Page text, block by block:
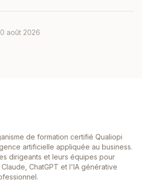
août 2026
de formation certifié Qualiopi
artificielle appliquée au business.
dirigeants et leurs équipes pour
ChatGPT et l'IA générative